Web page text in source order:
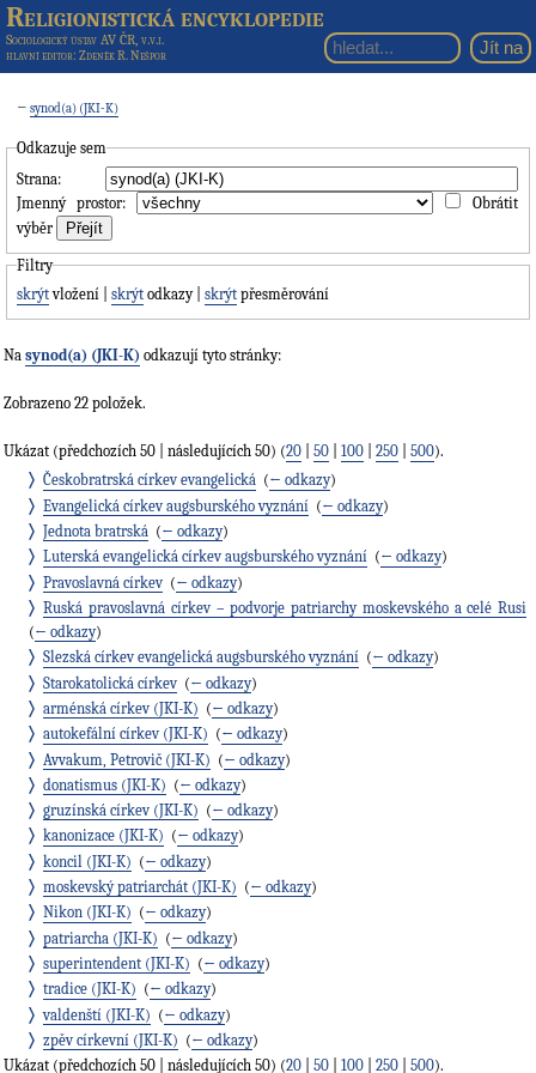
Religionistická encyklopedie
Sociologický ústav AV ČR, v.v.i.
hlavní editor: Zdeněk R. Nešpor
←synod(a) (JKI-K)
Odkazuje sem
Strana:
Jmenný prostor:
Obrátit
výběr
Filtry
skrýtvložení |skrýt odkazy |skrýt přesměrování
Na synod(a) (JKI-K) odkazují tyto stránky:
Zobrazeno 22 položek.
Ukázat (předchozích 50 | následujících 50) (20 50 100 250 500).
Českobratrská církev evangelická (← odkazy)
Evangelická církev augsburského vyznání (← odkazy)
Jednota bratrská (← odkazy)
Luterská evangelická církev augsburského vyznání (← odkazy)
Pravoslavná církev (← odkazy)
Ruská pravoslavná církev – podvorje patriarchy moskevského a celé Rusi
(← odkazy)
Slezská církev evangelická augsburského vyznání (← odkazy)
Starokatolická církev (← odkazy)
arménská církev (JKI-K) (← odkazy)
autokefální církev (JKI-K) (← odkazy)
Avvakum, Petrovič (JKI-K) (← odkazy)
donatismus (JKI-K) (← odkazy)
gruzínská církev (JKI-K) (← odkazy)
kanonizace (JKI-K) (← odkazy)
koncil (JKI-K) (← odkazy)
moskevský patriarchát (JKI-K) (← odkazy)
Nikon (JKI-K) (← odkazy)
patriarcha (JKI-K) (← odkazy)
superintendent (JKI-K) (← odkazy)
tradice (JKI-K) (← odkazy)
valdenští (JKI-K) (← odkazy)
zpěv církevní (JKI-K) (← odkazy)
Ukázat (předchozích 50 | následujících 50) (20 50 100 250 500).